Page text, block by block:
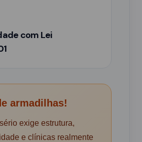
com Lei
armadilhas!
exige estrutura,
e clínicas realmente